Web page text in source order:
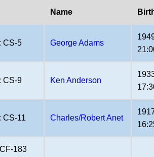
Name
CS-5 George Adams
CS-9 Ken Anderson
CS-11 Charles/Robert Anet
183